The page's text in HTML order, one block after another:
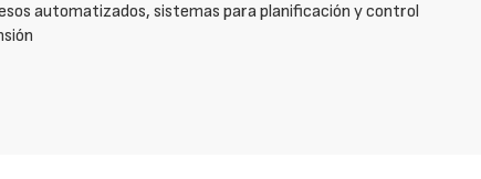
automatizados, sistemas para planificación y control